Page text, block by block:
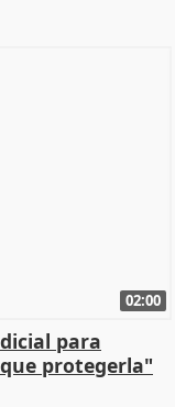
02:00
para
protegerla"